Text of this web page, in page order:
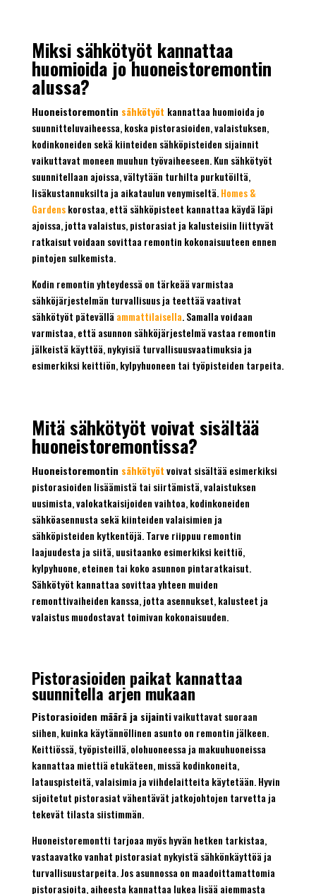
Miksi sähkötyöt kannattaa
huomioida jo huoneistoremontin
alussa?
Huoneistoremontin sähkötyöt kannattaa huomioida jo
suunnitteluvaiheessa, koska pistorasioiden, valaistuksen,
kodinkoneiden sekä kiinteiden sähköpisteiden sijainnit
vaikuttavat moneen muuhun työvaiheeseen. Kun sähkötyöt
suunnitellaan ajoissa, vältytään turhilta purkutöiltä,
lisäkustannuksilta ja aikataulun venymiseltä.Homes &
Gardenskorostaa, että sähköpisteet kannattaa käydä läpi
ajoissa, jotta valaistus, pistorasiat ja kalusteisiin liittyvät
ratkaisut voidaan sovittaa remontin kokonaisuuteen ennen
pintojen sulkemista.
Kodin remontin yhteydessä on tärkeää varmistaa
sähköjärjestelmän turvallisuus ja teettää vaativat
sähkötyöt pätevällä ammattilaisella. Samalla voidaan
varmistaa, että asunnon sähköjärjestelmä vastaa remontin
jälkeistä käyttöä, nykyisiä turvallisuusvaatimuksia ja
esimerkiksi keittiön, kylpyhuoneen tai työpisteiden tarpeita.
Mitä sähkötyöt voivat sisältää
huoneistoremontissa?
Huoneistoremontin sähkötyötvoivat sisältää esimerkiksi
pistorasioiden lisäämistä tai siirtämistä, valaistuksen
uusimista, valokatkaisijoiden vaihtoa, kodinkoneiden
sähköasennusta sekä kiinteiden valaisimien ja
sähköpisteiden kytkentöjä. Tarve riippuu remontin
laajuudesta ja siitä, uusitaanko esimerkiksi keittiö,
kylpyhuone, eteinen tai koko asunnon pintaratkaisut.
Sähkötyöt kannattaa sovittaa yhteen muiden
remonttivaiheiden kanssa, jotta asennukset, kalusteet ja
valaistus muodostavat toimivan kokonaisuuden.
Pistorasioiden paikat kannattaa
suunnitella arjen mukaan
Pistorasioiden määrä ja sijaintivaikuttavat suoraan
siihen, kuinka käytännöllinen asunto on remontin jälkeen.
Keittiössä, työpisteillä, olohuoneessa ja makuuhuoneissa
kannattaa miettiä etukäteen, missä kodinkoneita,
latauspisteitä, valaisimia ja viihdelaitteita käytetään. Hyvin
sijoitetut pistorasiat vähentävät jatkojohtojen tarvetta ja
tekevät tilasta siistimmän.
Huoneistoremontti tarjoaa myös hyvän hetken tarkistaa,
vastaavatko vanhat pistorasiat nykyistä sähkönkäyttöä ja
turvallisuustarpeita. Jos asunnossa on maadoittamattomia
pistorasioita, aiheesta kannattaa lukea lisää aiemmasta